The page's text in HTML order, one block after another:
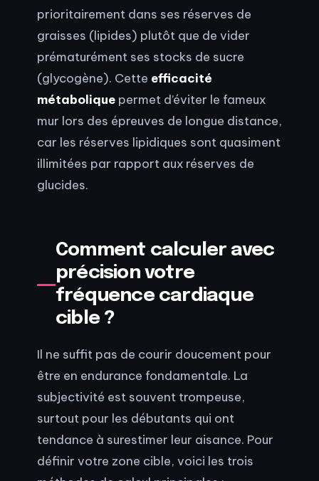
prioritairement dans ses réserves de
graisses (lipides) plutôt que de vider
prématurément ses stocks de sucre
(glycogène). Cette efficacité
métabolique permet d’éviter le fameux
mur lors des épreuves de longue distance,
car les réserves lipidiques sont quasiment
illimitées par rapport aux réserves de
glucides.
Comment calculer avec
précision votre
fréquence cardiaque
cible ?
Il ne suffit pas de courir doucement pour
être en endurance fondamentale. La
subjectivité est souvent trompeuse,
surtout pour les débutants qui ont
tendance à surestimer leur aisance. Pour
définir votre zone cible, voici les trois